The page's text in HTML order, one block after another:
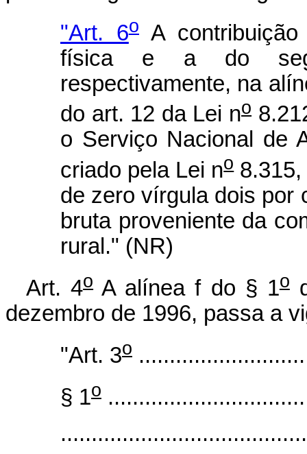
"Art. 6oA contribuição
física e a do
respectivamente, na
do art. 12 da Lei no
o Serviço Nacional de
criado pela Lei no8.315,
de zero vírgula dois por
bruta proveniente da
rural." (NR)
Art. 4oA alínea f do § 1o
dezembro de 1996, passa a
"Art. 3o
§ 1o